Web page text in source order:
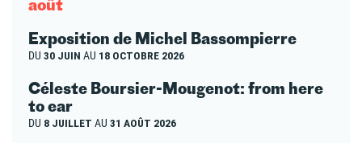
Exposition de Michel Bassompierre
DU 30 JUIN AU 18 OCTOBRE 2026
Céleste Boursier-Mougenot: from here
to ear
DU 8 JUILLET AU 31 AOÛT 2026